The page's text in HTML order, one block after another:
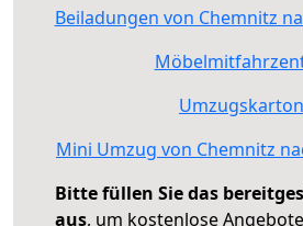
Beiladungen von Chemnitz
Mini Umzug von Chemnitz
Bitte füllen Sie das
aus, um kostenlose